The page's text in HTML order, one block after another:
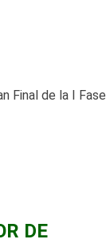
Final de la I Fase
DE